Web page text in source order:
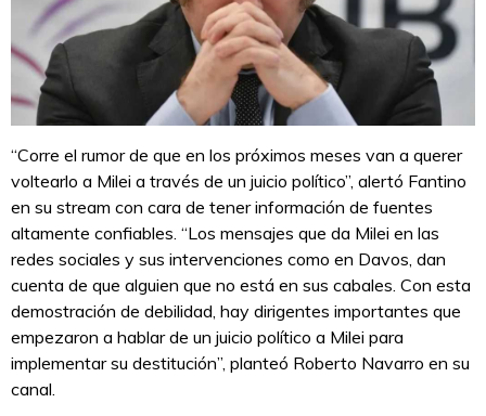
“Corre el rumor de que en los próximos meses van a querer
voltearlo a Milei a través de un juicio político”, alertó Fantino
en su stream con cara de tener información de fuentes
altamente confiables. “Los mensajes que da Milei en las
redes sociales y sus intervenciones como en Davos, dan
cuenta de que alguien que no está en sus cabales. Con esta
demostración de debilidad, hay dirigentes importantes que
empezaron a hablar de un juicio político a Milei para
implementar su destitución”, planteó Roberto Navarro en su
canal.